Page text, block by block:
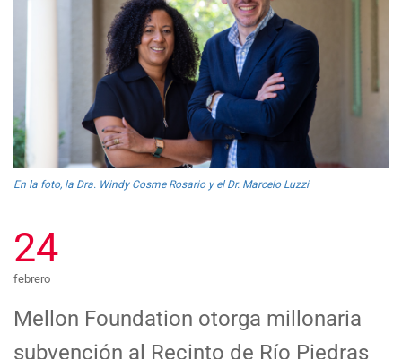
En la foto, la Dra. Windy Cosme Rosario y el Dr. Marcelo Luzzi
24
febrero
Mellon Foundation otorga millonaria
subvención al Recinto de Río Piedras